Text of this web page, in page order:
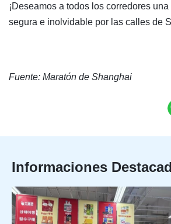
¡Deseamos a todos los corredores
segura e inolvidable por las calles de
Fuente: Maratón de Shanghai
Informaciones